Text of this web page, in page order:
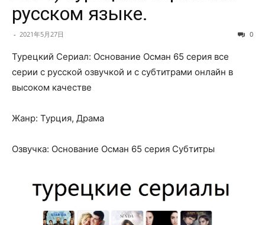
русском языке.
- 2021年5月27日 0
Турецкий Сериал: Основание Осман 65 серия все
серии с русской озвучкой и с субтитрами онлайн в
высоком качестве
Жанр: Турция, Драма
Озвучка: Основание Осман 65 серия Субтитры